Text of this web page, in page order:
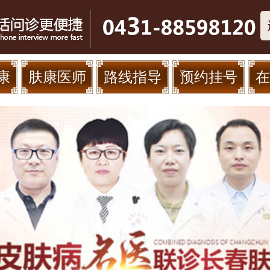
肤康医师 路线指导 预约挂号